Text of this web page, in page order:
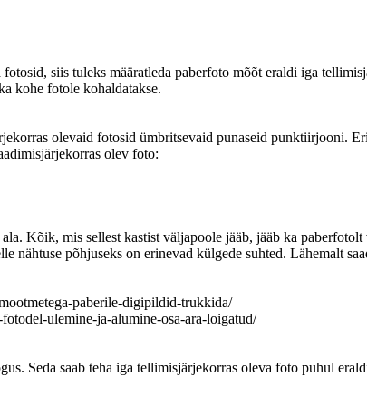
siis tuleks määratleda paberfoto mõõt eraldi iga
kohe fotole kohaldatakse.
olevaid fotosid ümbritsevaid punaseid punktiirjooni.
olev foto:
Kõik, mis sellest kastist väljapoole jääb, jääb ka
nähtuse põhjuseks on erinevad külgede suhted. Lähemalt
paberile-digipildid-trukkida/
ulemine-ja-alumine-osa-ara-loigatud/
Seda saab teha iga tellimisjärjekorras oleva foto puhul